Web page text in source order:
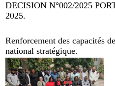
DECISION N°002/2025
2025.
Renforcement des capacités
national stratégique.